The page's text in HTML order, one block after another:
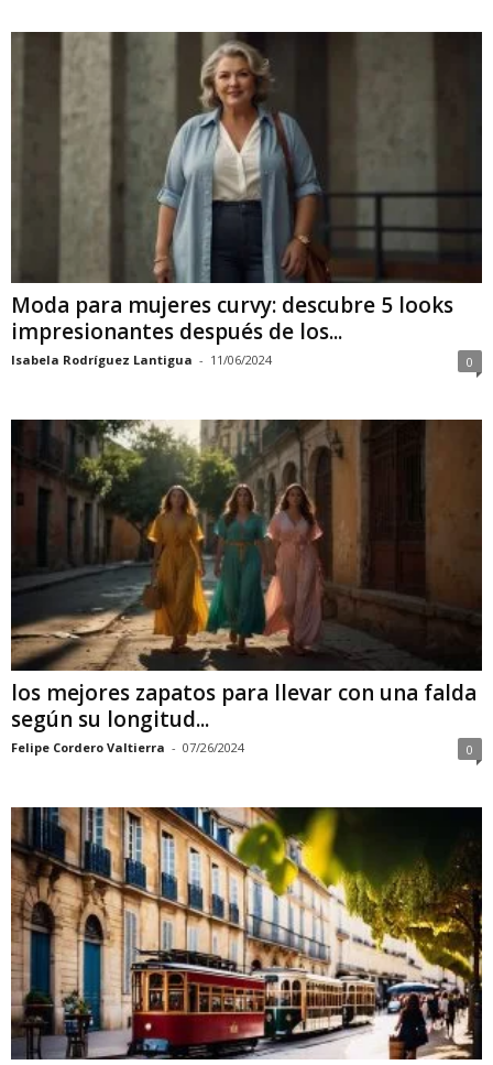
Moda para mujeres curvy: descubre 5 looks
impresionantes después de los...
Isabela Rodríguez Lantigua - 11/06/2024 0
los mejores zapatos para llevar con una falda
según su longitud...
Felipe Cordero Valtierra - 07/26/2024 0